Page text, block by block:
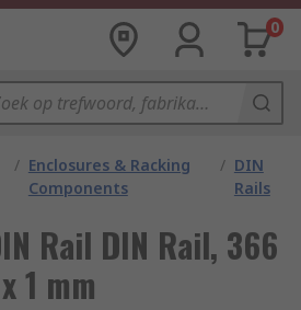
0
/ Enclosures & Racking
Components
/ DIN
Rails
Rail DIN Rail, 366
1 mm